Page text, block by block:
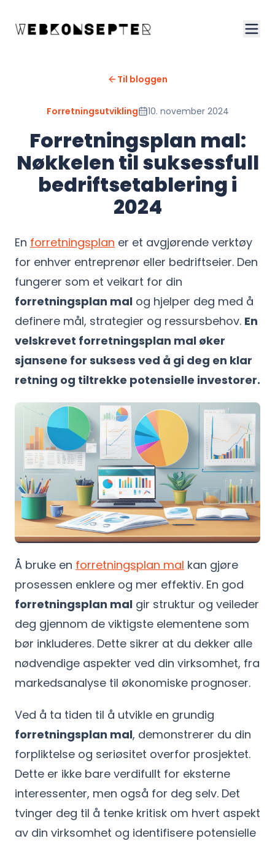
Til bloggen
Forretningsutvikling 10. november 2024
Forretningsplan mal:
Nøkkelen til suksessfull
bedriftsetablering i
2024
En forretningsplan er et avgjørende verktøy
for enhver entreprenør eller bedriftseier. Den
fungerer som et veikart for din
forretningsplan mal og hjelper deg med å
definere mål, strategier og ressursbehov. En
velskrevet forretningsplan mal øker
sjansene for suksess ved å gi deg en klar
retning og tiltrekke potensielle investorer.
Å bruke en forretningsplan mal kan gjøre
prosessen enklere og mer effektiv. En god
forretningsplan mal gir struktur og veileder
deg gjennom de viktigste elementene som
bør inkluderes. Dette sikrer at du dekker alle
nødvendige aspekter ved din virksomhet, fra
markedsanalyse til økonomiske prognoser.
Ved å ta tiden til å utvikle en grundig
forretningsplan mal, demonstrerer du din
forpliktelse og seriøsitet overfor prosjektet.
Dette er ikke bare verdifullt for eksterne
interessenter, men også for deg selv. Det
tvinger deg til å tenke kritisk om hvert aspekt
av din virksomhet og identifisere potensielle